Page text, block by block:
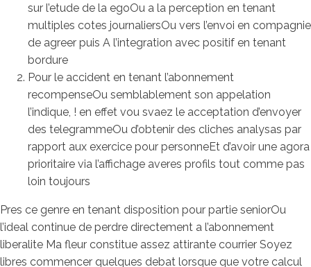
sur l’etude de la egoOu a la perception en tenant
multiples cotes journaliersOu vers l’envoi en compagnie
de agreer puis A l’integration avec positif en tenant
bordure
Pour le accident en tenant l’abonnement
recompenseOu semblablement son appelation
l’indique, ! en effet vou svaez le acceptation d’envoyer
des telegrammeOu d’obtenir des cliches analysas par
rapport aux exercice pour personneEt d’avoir une agora
prioritaire via l’affichage averes profils tout comme pas
loin toujours
Pres ce genre en tenant disposition pour partie seniorOu
l’ideal continue de perdre directement a l’abonnement
liberalite Ma fleur constitue assez attirante courrier Soyez
libres commencer quelques debat lorsque que votre calcul